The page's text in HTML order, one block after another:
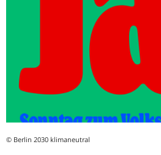
© Berlin 2030 klimaneutral